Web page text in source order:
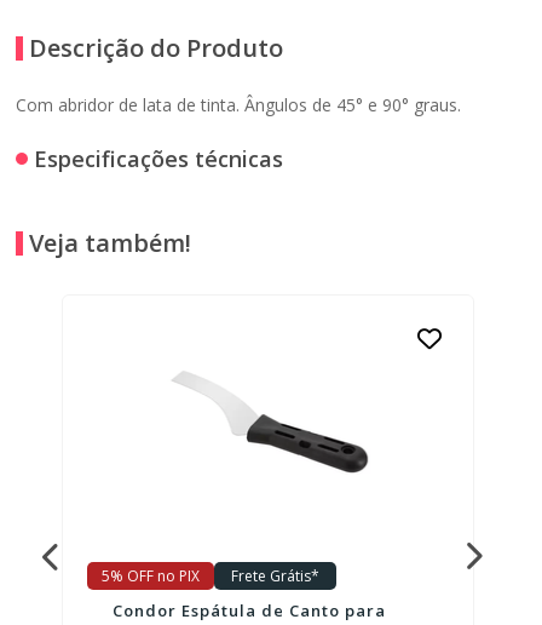
Descrição do Produto
Com abridor de lata de tinta. Ângulos de 45° e 90° graus.
Especificações técnicas
Veja também!
5% OFF no PIX Frete Grátis*
Condor Espátula de Canto para